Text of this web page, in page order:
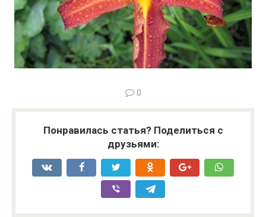
0
Понравилась статья? Поделиться с
друзьями: